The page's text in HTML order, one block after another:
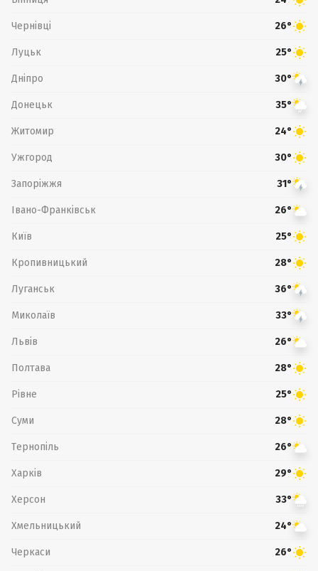
Чернівці 26°
Луцьк 25°
Дніпро 30°
Донецьк 35°
Житомир 24°
Ужгород 30°
Запоріжжя 31°
Івано-Франківськ 26°
Київ 25°
Кропивницький 28°
Луганськ 36°
Миколаїв 33°
Львів 26°
Полтава 28°
Рівне 25°
Суми 28°
Тернопіль 26°
Харків 29°
Херсон 33°
Хмельницький 24°
Черкаси 26°